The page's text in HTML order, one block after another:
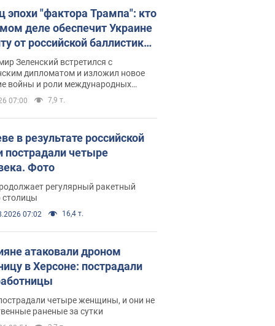
эпохи "фактора Трампа": кто
деле обеспечит Украине
от российской баллистики.
с Безсмертным
Зеленский встретился с
дипломатом и изложил новое
войны и роли международных
в борьбе с Россией
07:00 7,9 т.
в результате российской
пострадали четыре
Фото
регулярный ракетный
столицы
07:02 16,4 т.
атаковали дроном
в Херсоне: пострадали
четыре женщины, и они не
раненые за сутки